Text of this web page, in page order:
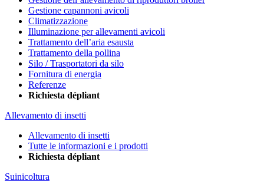
Gestione capannoni avicoli
Climatizzazione
Illuminazione per allevamenti avicoli
Trattamento dell’aria esausta
Trattamento della pollina
Silo / Trasportatori da silo
Fornitura di energia
Referenze
Richiesta dépliant
Allevamento di insetti
Allevamento di insetti
Tutte le informazioni e i prodotti
Richiesta dépliant
Suinicoltura